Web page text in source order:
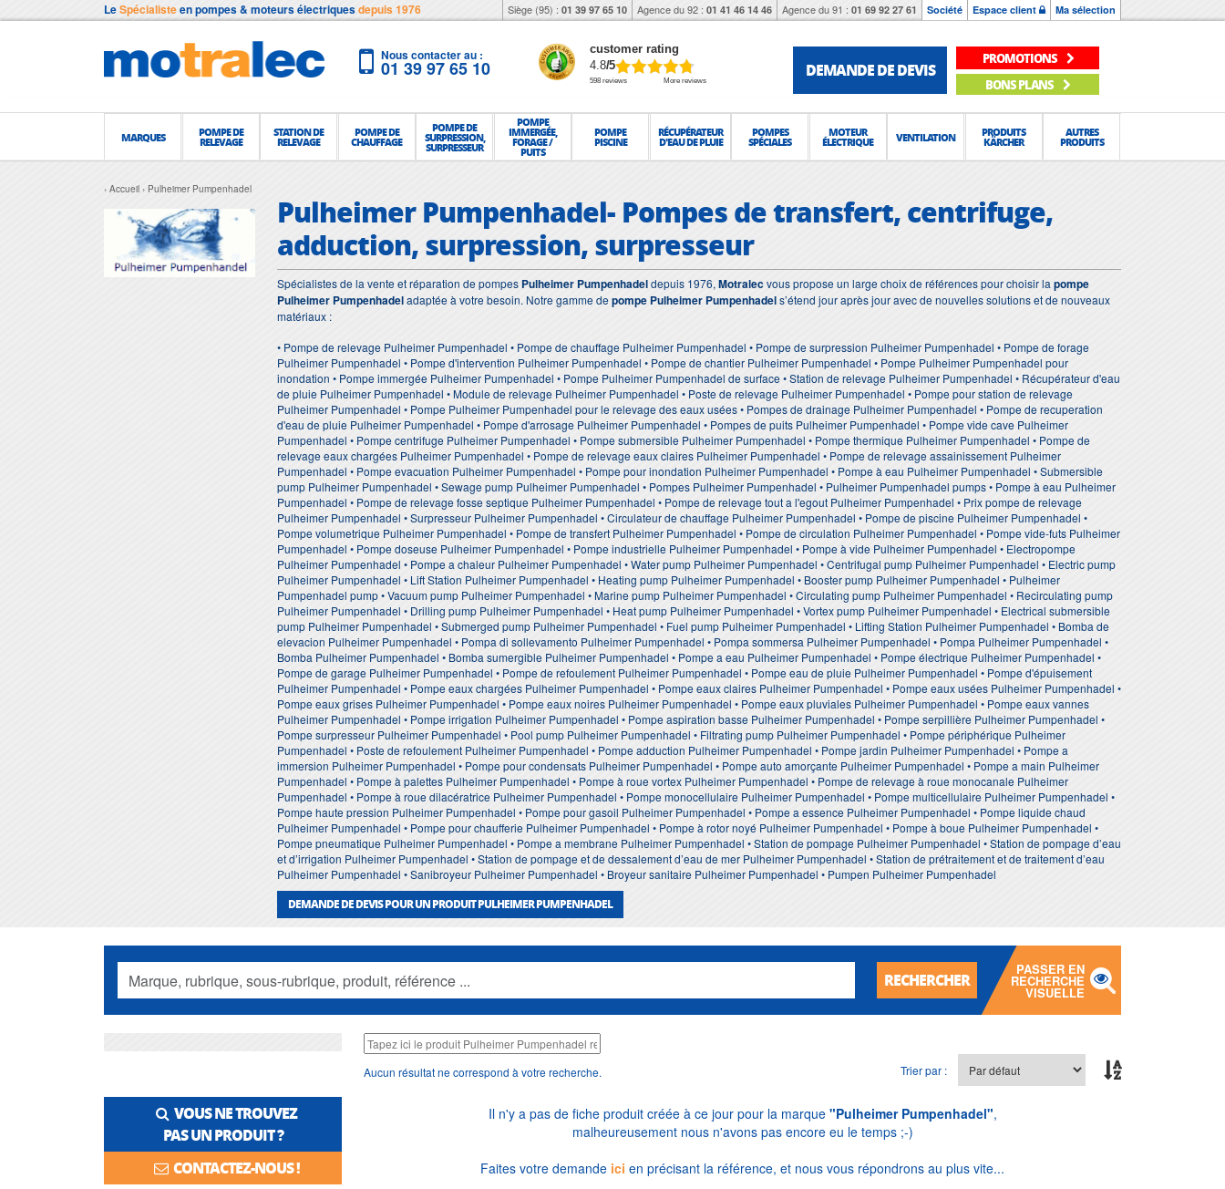
LeSpécialisteen pompes & moteurs électriquesdepuis 1976 Siège (95) : 01 39 97 65 10 Agence du 92 : 01 41 46 14 46 Agence du 91 : 01 69 92 27 61 Société Espace client Ma sélection
Nous contacter au :
01 39 97 65 10
customer rating
4.8/5
598 reviews More reviews
DEMANDE DE DEVIS
PROMOTIONS
BONS PLANS
MARQUES POMPE DE
RELEVAGE
STATION DE
RELEVAGE
POMPE DE
CHAUFFAGE
POMPE DE
SURPRESSION,
SURPRESSEUR
POMPE
IMMERGÉE,
FORAGE /
PUITS
POMPE
PISCINE
RÉCUPÉRATEUR
D'EAU DE PLUIE
POMPES
SPÉCIALES
MOTEUR
ÉLECTRIQUE VENTILATION PRODUITS
KÄRCHER
AUTRES
PRODUITS
Accueil Pulheimer Pumpenhadel
Pulheimer Pumpenhadel- Pompes de transfert, centrifuge,
adduction, surpression, surpresseur
Spécialistes de la vente et réparation de pompesPulheimer Pumpenhadeldepuis 1976, Motralecvous propose un large choix de références pour choisir la pompe
Pulheimer Pumpenhadeladaptée à votre besoin. Notre gamme depompe Pulheimer Pumpenhadels’étend jour après jour avec de nouvelles solutions et de nouveaux
matériaux :
• Pompe de relevage Pulheimer Pumpenhadel • Pompe de chauffage Pulheimer Pumpenhadel • Pompe de surpression Pulheimer Pumpenhadel • Pompe de forage
Pulheimer Pumpenhadel • Pompe d'intervention Pulheimer Pumpenhadel • Pompe de chantier Pulheimer Pumpenhadel • Pompe Pulheimer Pumpenhadel pour
inondation • Pompe immergée Pulheimer Pumpenhadel • Pompe Pulheimer Pumpenhadel de surface • Station de relevage Pulheimer Pumpenhadel • Récupérateur d'eau
de pluie Pulheimer Pumpenhadel • Module de relevage Pulheimer Pumpenhadel • Poste de relevage Pulheimer Pumpenhadel • Pompe pour station de relevage
Pulheimer Pumpenhadel • Pompe Pulheimer Pumpenhadel pour le relevage des eaux usées • Pompes de drainage Pulheimer Pumpenhadel • Pompe de recuperation
d'eau de pluie Pulheimer Pumpenhadel • Pompe d'arrosage Pulheimer Pumpenhadel • Pompes de puits Pulheimer Pumpenhadel • Pompe vide cave Pulheimer
Pumpenhadel • Pompe centrifuge Pulheimer Pumpenhadel • Pompe submersible Pulheimer Pumpenhadel • Pompe thermique Pulheimer Pumpenhadel • Pompe de
relevage eaux chargées Pulheimer Pumpenhadel • Pompe de relevage eaux claires Pulheimer Pumpenhadel • Pompe de relevage assainissement Pulheimer
Pumpenhadel • Pompe evacuation Pulheimer Pumpenhadel • Pompe pour inondation Pulheimer Pumpenhadel • Pompe à eau Pulheimer Pumpenhadel • Submersible
pump Pulheimer Pumpenhadel • Sewage pump Pulheimer Pumpenhadel • Pompes Pulheimer Pumpenhadel • Pulheimer Pumpenhadel pumps • Pompe à eau Pulheimer
Pumpenhadel • Pompe de relevage fosse septique Pulheimer Pumpenhadel • Pompe de relevage tout a l'egout Pulheimer Pumpenhadel • Prix pompe de relevage
Pulheimer Pumpenhadel • Surpresseur Pulheimer Pumpenhadel • Circulateur de chauffage Pulheimer Pumpenhadel • Pompe de piscine Pulheimer Pumpenhadel •
Pompe volumetrique Pulheimer Pumpenhadel • Pompe de transfert Pulheimer Pumpenhadel • Pompe de circulation Pulheimer Pumpenhadel • Pompe vide-futs Pulheimer
Pumpenhadel • Pompe doseuse Pulheimer Pumpenhadel • Pompe industrielle Pulheimer Pumpenhadel • Pompe à vide Pulheimer Pumpenhadel • Electropompe
Pulheimer Pumpenhadel • Pompe a chaleur Pulheimer Pumpenhadel • Water pump Pulheimer Pumpenhadel • Centrifugal pump Pulheimer Pumpenhadel • Electric pump
Pulheimer Pumpenhadel • Lift Station Pulheimer Pumpenhadel • Heating pump Pulheimer Pumpenhadel • Booster pump Pulheimer Pumpenhadel • Pulheimer
Pumpenhadel pump • Vacuum pump Pulheimer Pumpenhadel • Marine pump Pulheimer Pumpenhadel • Circulating pump Pulheimer Pumpenhadel • Recirculating pump
Pulheimer Pumpenhadel • Drilling pump Pulheimer Pumpenhadel • Heat pump Pulheimer Pumpenhadel • Vortex pump Pulheimer Pumpenhadel • Electrical submersible
pump Pulheimer Pumpenhadel • Submerged pump Pulheimer Pumpenhadel • Fuel pump Pulheimer Pumpenhadel • Lifting Station Pulheimer Pumpenhadel • Bomba de
elevacion Pulheimer Pumpenhadel • Pompa di sollevamento Pulheimer Pumpenhadel • Pompa sommersa Pulheimer Pumpenhadel • Pompa Pulheimer Pumpenhadel •
Bomba Pulheimer Pumpenhadel • Bomba sumergible Pulheimer Pumpenhadel • Pompe a eau Pulheimer Pumpenhadel • Pompe électrique Pulheimer Pumpenhadel •
Pompe de garage Pulheimer Pumpenhadel • Pompe de refoulement Pulheimer Pumpenhadel • Pompe eau de pluie Pulheimer Pumpenhadel • Pompe d'épuisement
Pulheimer Pumpenhadel • Pompe eaux chargées Pulheimer Pumpenhadel • Pompe eaux claires Pulheimer Pumpenhadel • Pompe eaux usées Pulheimer Pumpenhadel •
Pompe eaux grises Pulheimer Pumpenhadel • Pompe eaux noires Pulheimer Pumpenhadel • Pompe eaux pluviales Pulheimer Pumpenhadel • Pompe eaux vannes
Pulheimer Pumpenhadel • Pompe irrigation Pulheimer Pumpenhadel • Pompe aspiration basse Pulheimer Pumpenhadel • Pompe serpillière Pulheimer Pumpenhadel •
Pompe surpresseur Pulheimer Pumpenhadel • Pool pump Pulheimer Pumpenhadel • Filtrating pump Pulheimer Pumpenhadel • Pompe périphérique Pulheimer
Pumpenhadel • Poste de refoulement Pulheimer Pumpenhadel • Pompe adduction Pulheimer Pumpenhadel • Pompe jardin Pulheimer Pumpenhadel • Pompe a
immersion Pulheimer Pumpenhadel • Pompe pour condensats Pulheimer Pumpenhadel • Pompe auto amorçante Pulheimer Pumpenhadel • Pompe a main Pulheimer
Pumpenhadel • Pompe à palettes Pulheimer Pumpenhadel • Pompe à roue vortex Pulheimer Pumpenhadel • Pompe de relevage à roue monocanale Pulheimer
Pumpenhadel • Pompe à roue dilacératrice Pulheimer Pumpenhadel • Pompe monocellulaire Pulheimer Pumpenhadel • Pompe multicellulaire Pulheimer Pumpenhadel •
Pompe haute pression Pulheimer Pumpenhadel • Pompe pour gasoil Pulheimer Pumpenhadel • Pompe a essence Pulheimer Pumpenhadel • Pompe liquide chaud
Pulheimer Pumpenhadel • Pompe pour chaufferie Pulheimer Pumpenhadel • Pompe à rotor noyé Pulheimer Pumpenhadel • Pompe à boue Pulheimer Pumpenhadel •
Pompe pneumatique Pulheimer Pumpenhadel • Pompe a membrane Pulheimer Pumpenhadel • Station de pompage Pulheimer Pumpenhadel • Station de pompage d’eau
et d’irrigation Pulheimer Pumpenhadel • Station de pompage et de dessalement d’eau de mer Pulheimer Pumpenhadel • Station de prétraitement et de traitement d’eau
Pulheimer Pumpenhadel • Sanibroyeur Pulheimer Pumpenhadel • Broyeur sanitaire Pulheimer Pumpenhadel • Pumpen Pulheimer Pumpenhadel
DEMANDE DE DEVIS POUR UN PRODUIT PULHEIMER PUMPENHADEL
RECHERCHER
PASSER EN
RECHERCHE
VISUELLE
VOUS NE TROUVEZ
PAS UN PRODUIT ?
CONTACTEZ-NOUS !
Aucun résultat ne correspond à votre recherche. Trier par :
Il n'y a pas de fiche produit créée à ce jour pour la marque "Pulheimer Pumpenhadel",
malheureusement nous n'avons pas encore eu le temps ;-)
Faites votre demande ici en précisant la référence, et nous vous répondrons au plus vite...